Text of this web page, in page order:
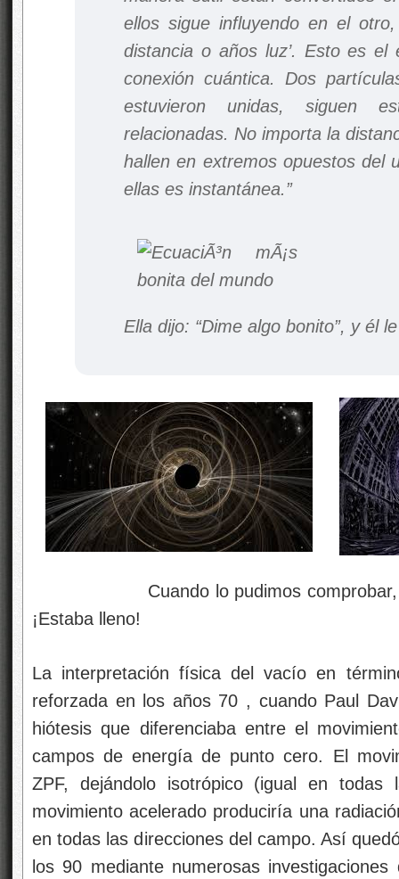
ellos sigue influyendo en el
distancia o años luz’. Esto es el
conexión cuántica. Dos
estuvieron unidas, siguen
relacionadas. No importa la
hallen en extremos opuestos del
ellas es instantánea.”
Ella dijo: “Dime algo bonito”, y él
Cuando lo pudimos comprobar, con
¡Estaba lleno!
La interpretación física del vacío en
reforzada en los años 70 , cuando Paul
hiótesis que diferenciaba entre el
campos de energía de punto cero. El
ZPF, dejándolo isotrópico (igual en todas
movimiento acelerado produciría una
en todas las direcciones del campo. Así
los 90 mediante numerosas